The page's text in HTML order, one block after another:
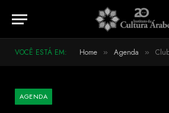
VOCÊ ESTÁ EM: Home » Agenda » Clube Sírio
AGENDA